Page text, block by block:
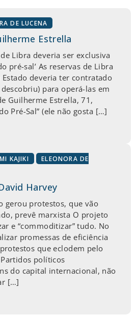
DE LUCENA
Estrella
Libra deveria ser exclusiva
pré-sal’ As reservas de Libra
Estado deveria ter contratado
para operá-las em
Guilherme Estrella, 71,
Pré-Sal” (ele não gosta […]
KAJIKI
ELEONORA DE
Harvey
gerou protestos, que vão
prevê marxista O projeto
e “commoditizar” tudo. No
promessas de eficiência
que eclodem pelo
políticos
do capital internacional, não
[…]